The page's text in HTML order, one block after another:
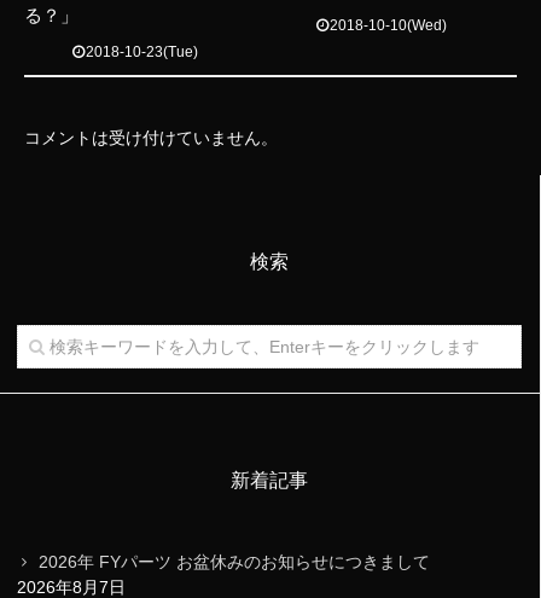
る？」
2018-10-23(Tue)
2018-10-10(Wed)
コメントは受け付けていません。
検索
新着記事
2026年 FYパーツ お盆休みのお知らせにつきまして
2026年8月7日